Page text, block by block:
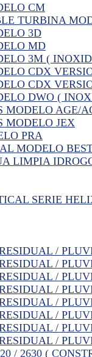
CM
TURBINA
3D
MD
3M (
CDX
CDX
DWO (
MODELO AGE/
MODELO JEX
PRA
MODELO
LIMPIA
SERIE
/
/
/
/
/
/
/
/
/ 2630 (